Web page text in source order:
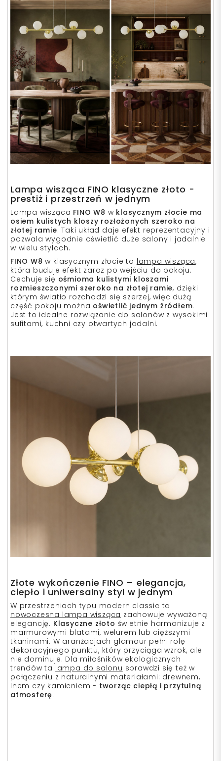
Lampa wisząca FINO klasyczne złoto -
prestiż i przestrzeń w jednym
Lampa wisząca FINO W8 w klasycznym złocie ma
osiem kulistych kloszy rozłożonych szeroko na
złotej ramie. Taki układ daje efekt reprezentacyjny i
pozwala wygodnie oświetlić duże salony i jadalnie
w wielu stylach.
FINO W8 w klasycznym złocie to lampa wisząca,
która buduje efekt zaraz po wejściu do pokoju.
Cechuje się ośmioma kulistymi kloszami
rozmieszczonymi szeroko na złotej ramie, dzięki
którym światło rozchodzi się szerzej, więc dużą
część pokoju można oświetlić jednym źródłem.
Jest to idealne rozwiązanie do salonów z wysokimi
sufitami, kuchni czy otwartych jadalni.
Złote wykończenie FINO – elegancja,
ciepło i uniwersalny styl w jednym
W przestrzeniach typu modern classic ta
nowoczesna lampa wisząca zachowuje wyważoną
elegancję. Klasyczne złoto świetnie harmonizuje z
marmurowymi blatami, welurem lub cięższymi
tkaninami. W aranżacjach glamour pełni rolę
dekoracyjnego punktu, który przyciąga wzrok, ale
nie dominuje. Dla miłośników ekologicznych
trendów ta lampa do salonu sprawdzi się też w
połączeniu z naturalnymi materiałami: drewnem,
lnem czy kamieniem - tworząc ciepłą i przytulną
atmosferę.